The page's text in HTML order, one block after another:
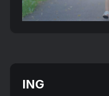
ING